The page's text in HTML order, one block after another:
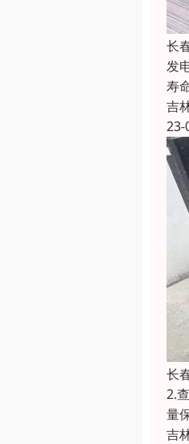
长
发
寿
吉
23-
长
2.
量
吉